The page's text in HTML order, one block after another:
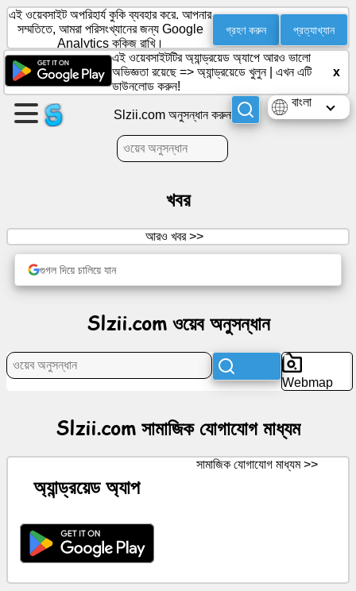
একটি
পৃষ্ঠা
তৈরি
করুন
আলোচ্যসূচি
সামাজিক
বিনামূল্যে
চ্যাটজিপিটি
উইকি
এই ওয়েবসাইট অপরিহার্য কুকি ব্যবহার করে. আপনার
সম্মতিতে, আমরা পরিসংখ্যানের জন্য Google
Analytics কুকিজ রাখি।
গ্রহণ করুন প্রত্যাখ্যান
এই ওয়েবসাইটটির অ্যান্ড্রয়েড অ্যাপে আরও ভালো
অভিজ্ঞতা রয়েছে => অ্যান্ড্রয়েডে খুলুন
এখন এটি
ডাউনলোড করুন!
x
বাংলা
Slzii.com অনুসন্ধান করুন
খবর
আরও খবর >>
গুগল দিয়ে চালিয়ে যান
Slzii.com ওয়েব অনুসন্ধান
Webmap
Slzii.com সামাজিক যোগাযোগ মাধ্যম
অ্যান্ড্রয়েড অ্যাপ
সামাজিক যোগাযোগ মাধ্যম >>